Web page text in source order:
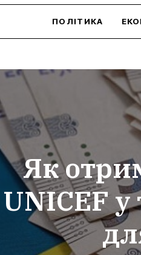
ПОЛІТИКА
Як
UNICEF